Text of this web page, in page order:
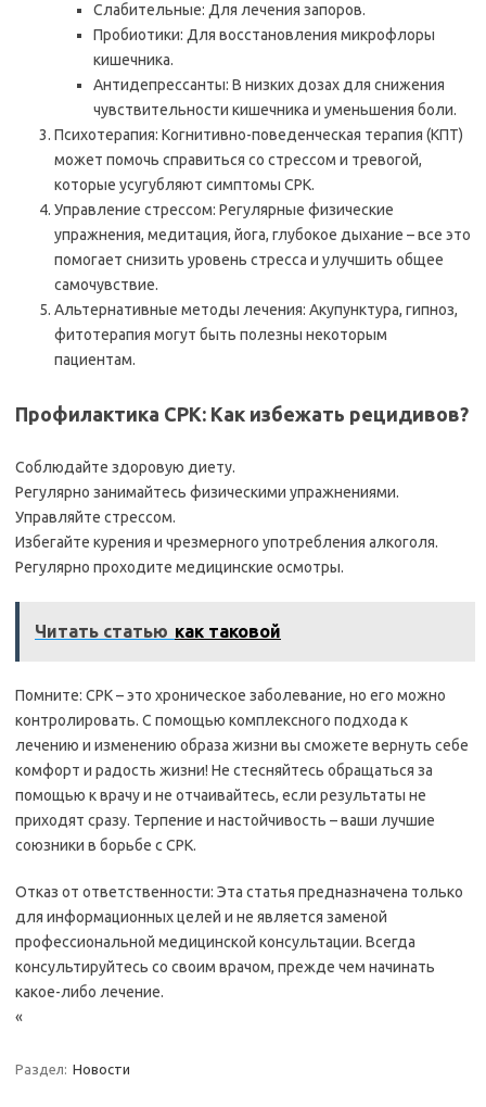
Слабительные: Для лечения запоров.
Пробиотики: Для восстановления микрофлоры
кишечника.
Антидепрессанты: В низких дозах для снижения
чувствительности кишечника и уменьшения боли.
Психотерапия: Когнитивно-поведенческая терапия (КПТ)
может помочь справиться со стрессом и тревогой,
которые усугубляют симптомы СРК.
Управление стрессом: Регулярные физические
упражнения, медитация, йога, глубокое дыхание – все это
помогает снизить уровень стресса и улучшить общее
самочувствие.
Альтернативные методы лечения: Акупунктура, гипноз,
фитотерапия могут быть полезны некоторым
пациентам.
Профилактика СРК: Как избежать рецидивов?
Соблюдайте здоровую диету.
Регулярно занимайтесь физическими упражнениями.
Управляйте стрессом.
Избегайте курения и чрезмерного употребления алкоголя.
Регулярно проходите медицинские осмотры.
Читать статью как таковой
Помните: СРК – это хроническое заболевание, но его можно
контролировать. С помощью комплексного подхода к
лечению и изменению образа жизни вы сможете вернуть себе
комфорт и радость жизни! Не стесняйтесь обращаться за
помощью к врачу и не отчаивайтесь, если результаты не
приходят сразу. Терпение и настойчивость – ваши лучшие
союзники в борьбе с СРК.
Отказ от ответственности: Эта статья предназначена только
для информационных целей и не является заменой
профессиональной медицинской консультации. Всегда
консультируйтесь со своим врачом, прежде чем начинать
какое-либо лечение.
«
Раздел: Новости